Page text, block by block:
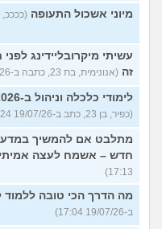
מיוני אשכול התעופה (ככככ, בן 18, כתב ב-20/07/
עשיתי מיקרובליידינג
זה (אנונימית, בת 23, כתבה ב-19/07/26 17:35)
לימודי כלכלה וניהול ב-2026 האם יהיה לי עתיד בזה?
(כפיר, בן 23, כתב ב-19/07/26 17:24)
מתלבט אם להמשיך
חדש – אשמח לעצה
17:13)
מה הדרך הכי טובה ללמוד
ב-19/07/26 17:04)